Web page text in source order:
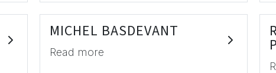
MICHEL BASDEVANT
Read more